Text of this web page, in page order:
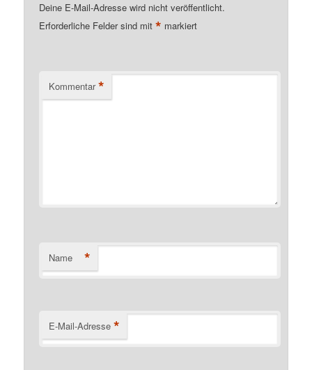
Deine E-Mail-Adresse wird nicht veröffentlicht.
Erforderliche Felder sind mit* markiert
Kommentar *
Name *
E-Mail-Adresse *